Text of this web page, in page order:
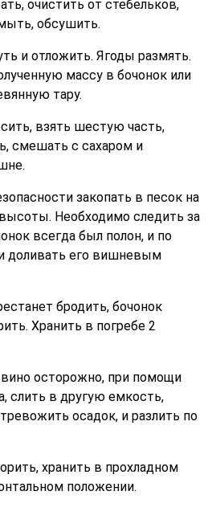
очистить от стебельков,
обсушить.
и отложить. Ягоды размять.
массу в бочонок или
тару.
взять шестую часть,
смешать с сахаром и
закопать в песок на
Необходимо следить за
всегда был полон, и по
доливать его вишневым
бродить, бочонок
Хранить в погребе 2
осторожно, при помощи
слить в другую емкость,
осадок, и разлить по
хранить в прохладном
положении.